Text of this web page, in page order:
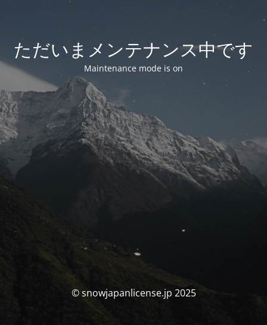
ただいまメンテナンス中です
Maintenance mode is on
© snowjapanlicense.jp 2025